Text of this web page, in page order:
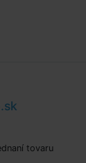
tovaru